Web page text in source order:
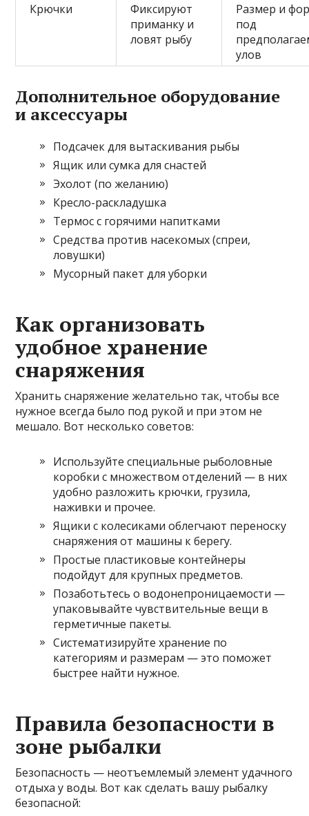
Крючки
Фиксируют
приманку и
ловят рыбу
Размер и
под
улов
Дополнительное оборудование
и аксессуары
Подсачек для вытаскивания рыбы
Ящик или сумка для снастей
Эхолот (по желанию)
Кресло-раскладушка
Термос с горячими напитками
Средства против насекомых (спреи,
ловушки)
Мусорный пакет для уборки
Как организовать
удобное хранение
снаряжения
Хранить снаряжение желательно так, чтобы все
нужное всегда было под рукой и при этом не
мешало. Вот несколько советов:
Используйте специальные рыболовные
коробки с множеством отделений — в них
удобно разложить крючки, грузила,
наживки и прочее.
Ящики с колесиками облегчают переноску
снаряжения от машины к берегу.
Простые пластиковые контейнеры
подойдут для крупных предметов.
Позаботьтесь о водонепроницаемости —
упаковывайте чувствительные вещи в
герметичные пакеты.
Систематизируйте хранение по
категориям и размерам — это поможет
быстрее найти нужное.
Правила безопасности в
зоне рыбалки
Безопасность — неотъемлемый элемент удачного
отдыха у воды. Вот как сделать вашу рыбалку
безопасной: